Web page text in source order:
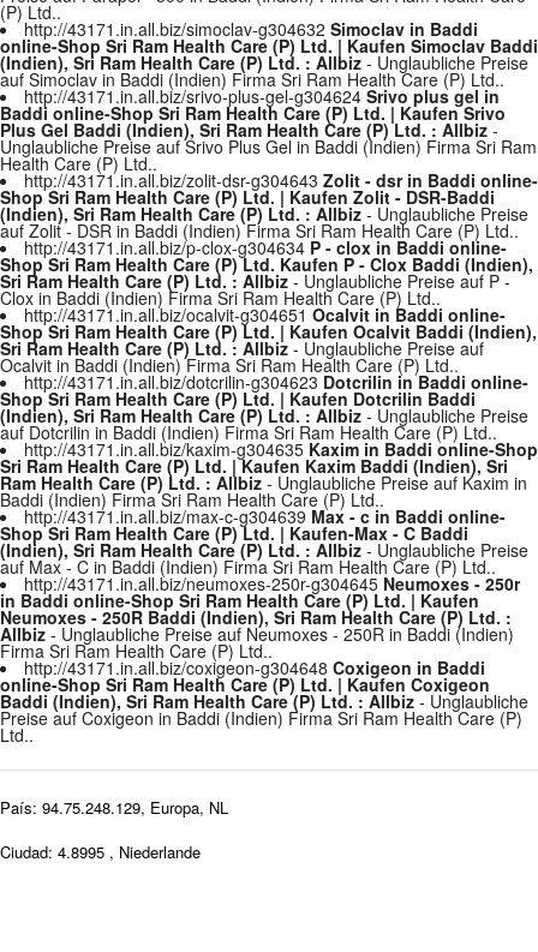
(P) Ltd..
http://43171.in.all.biz/simoclav-g304632 Simoclav in Baddi
online-Shop Sri Ram Health Care (P) Ltd. | Kaufen Simoclav Baddi
(Indien), Sri Ram Health Care (P) Ltd. : Allbiz - Unglaubliche Preise
auf Simoclav in Baddi (Indien) Firma Sri Ram Health Care (P) Ltd..
http://43171.in.all.biz/srivo-plus-gel-g304624 Srivo plus gel in
Baddi online-Shop Sri Ram Health Care (P) Ltd. | Kaufen Srivo
Plus Gel Baddi (Indien), Sri Ram Health Care (P) Ltd. : Allbiz -
Unglaubliche Preise auf Srivo Plus Gel in Baddi (Indien) Firma Sri Ram
Health Care (P) Ltd..
http://43171.in.all.biz/zolit-dsr-g304643 Zolit - dsr in Baddi online-
Shop Sri Ram Health Care (P) Ltd. | Kaufen Zolit - DSR-Baddi
(Indien), Sri Ram Health Care (P) Ltd. : Allbiz - Unglaubliche Preise
auf Zolit - DSR in Baddi (Indien) Firma Sri Ram Health Care (P) Ltd..
http://43171.in.all.biz/p-clox-g304634 P - clox in Baddi online-
Shop Sri Ram Health Care (P) Ltd. Kaufen P - Clox Baddi (Indien),
Sri Ram Health Care (P) Ltd. : Allbiz - Unglaubliche Preise auf P -
Clox in Baddi (Indien) Firma Sri Ram Health Care (P) Ltd..
http://43171.in.all.biz/ocalvit-g304651 Ocalvit in Baddi online-
Shop Sri Ram Health Care (P) Ltd. | Kaufen Ocalvit Baddi (Indien),
Sri Ram Health Care (P) Ltd. : Allbiz - Unglaubliche Preise auf
Ocalvit in Baddi (Indien) Firma Sri Ram Health Care (P) Ltd..
http://43171.in.all.biz/dotcrilin-g304623 Dotcrilin in Baddi online-
Shop Sri Ram Health Care (P) Ltd. | Kaufen Dotcrilin Baddi
(Indien), Sri Ram Health Care (P) Ltd. : Allbiz - Unglaubliche Preise
auf Dotcrilin in Baddi (Indien) Firma Sri Ram Health Care (P) Ltd..
http://43171.in.all.biz/kaxim-g304635 Kaxim in Baddi online-Shop
Sri Ram Health Care (P) Ltd. | Kaufen Kaxim Baddi (Indien), Sri
Ram Health Care (P) Ltd. : Allbiz - Unglaubliche Preise auf Kaxim in
Baddi (Indien) Firma Sri Ram Health Care (P) Ltd..
http://43171.in.all.biz/max-c-g304639 Max - c in Baddi online-
Shop Sri Ram Health Care (P) Ltd. | Kaufen-Max - C Baddi
(Indien), Sri Ram Health Care (P) Ltd. : Allbiz - Unglaubliche Preise
auf Max - C in Baddi (Indien) Firma Sri Ram Health Care (P) Ltd..
http://43171.in.all.biz/neumoxes-250r-g304645 Neumoxes - 250r
in Baddi online-Shop Sri Ram Health Care (P) Ltd. | Kaufen
Neumoxes - 250R Baddi (Indien), Sri Ram Health Care (P) Ltd. :
Allbiz - Unglaubliche Preise auf Neumoxes - 250R in Baddi (Indien)
Firma Sri Ram Health Care (P) Ltd..
http://43171.in.all.biz/coxigeon-g304648 Coxigeon in Baddi
online-Shop Sri Ram Health Care (P) Ltd. | Kaufen Coxigeon
Baddi (Indien), Sri Ram Health Care (P) Ltd. : Allbiz - Unglaubliche
Preise auf Coxigeon in Baddi (Indien) Firma Sri Ram Health Care (P)
Ltd..
País: 94.75.248.129, Europa, NL
Ciudad: 4.8995 , Niederlande